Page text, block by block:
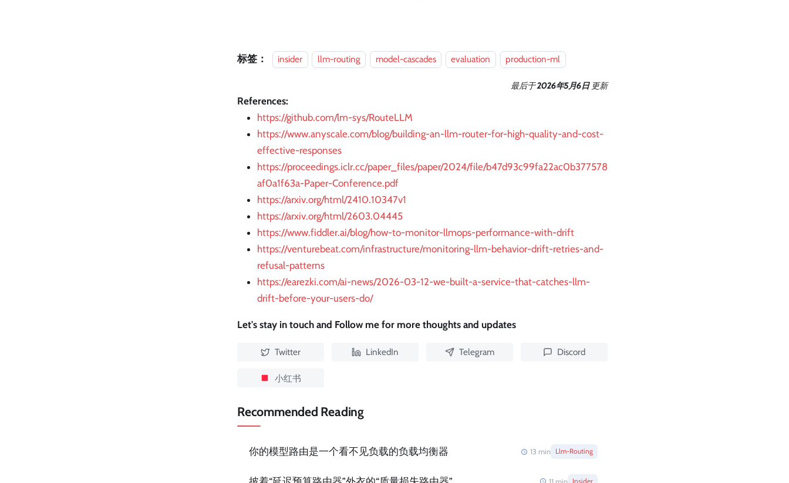
标签： insider llm-routing model-cascades evaluation production-ml
最后于2026年5月6日 更新
References:
https://github.com/lm-sys/RouteLLM
https://www.anyscale.com/blog/building-an-llm-router-for-high-quality-and-cost-
effective-responses
https://proceedings.iclr.cc/paper_files/paper/2024/file/b47d93c99fa22ac0b377578
af0a1f63a-Paper-Conference.pdf
https://arxiv.org/html/2410.10347v1
https://arxiv.org/html/2603.04445
https://www.fiddler.ai/blog/how-to-monitor-llmops-performance-with-drift
https://venturebeat.com/infrastructure/monitoring-llm-behavior-drift-retries-and-
refusal-patterns
https://earezki.com/ai-news/2026-03-12-we-built-a-service-that-catches-llm-
drift-before-your-users-do/
Let's stay in touch and Follow me for more thoughts and updates
Twitter LinkedIn Telegram Discord
小红书
Recommended Reading
你的模型路由是一个看不见负载的负载均衡器 13 min Llm-Routing
Insider